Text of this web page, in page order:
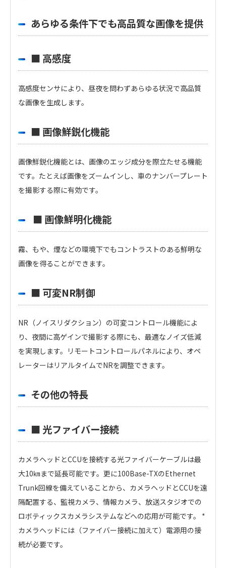
あらゆる条件下でも高品質な画像を提供
■ 高感度
高感度センサにより、昼夜を問わずあらゆる状況で高品質
な画像を生成します。
■ 画像鮮鋭化機能
画像鮮鋭化機能とは、画像のエッジ成分を際立たせる機能
です。たとえば画像をズームインし、車のナンバープレート
を撮影する際に有効です。
■ 画像鮮明化機能
霧、もや、煙などの環境下でもコントラストのある鮮明な
画像を得ることができます。
■ 可変NR制御
NR（ノイスリダクション）の可変コントロール機能によ
り、夜間に高ゲインで撮影する際にも、最適なノイズ低減
を実現します。リモートコントロールパネルにより、オペ
レーターはリアルタイムでNRを調整できます。
その他の特長
■ 光ファイバー接続
カメラヘッドとCCUを接続する光ファイバーケーブルは最
大10㎞まで延長可能です。更に100Base-TXのEthernet
Trunk回線を備えていることから、カメラヘッドとCCUを遠
隔配置する、監視カメラ、情報カメラ、放送スタジオでの
ロボティックスカメラシステムなどへの応用が可能です。 *
カメラヘッドには（ファイバー接続に加えて）電源用の接
続が必要です。